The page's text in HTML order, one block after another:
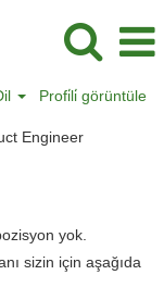
Profi̇li̇ görüntüle
Engineer(mevcut
yok.
sizin için aşağıda